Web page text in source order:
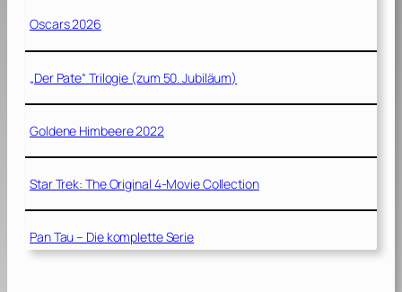
Oscars 2026
„Der Pate“ Trilogie (zum 50. Jubiläum)
Goldene Himbeere 2022
Star Trek: The Original 4-Movie Collection
Pan Tau – Die komplette Serie